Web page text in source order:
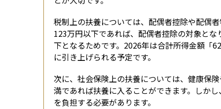
税制上の扶養については、配偶者控除や配偶
123万円以下であれば、配偶者控除の対象と
下となるためです。2026年は合計所得金額「
に引き上げられる予定です。
次に、社会保険上の扶養については、健康保
満であれば扶養に入ることができます。しか
を負担する必要があります。